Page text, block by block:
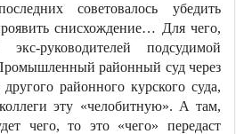
советовалось убедить
снисхождение… Для чего,
руководителей подсудимой
районный суд через
районного курского суда,
эту «челобитную». А там,
чего, то это «чего» передаст